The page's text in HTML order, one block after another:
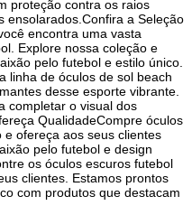
proteção contra os raios
ensolarados.Confira a Seleção
encontra uma vasta
Explore nossa coleção e
pelo futebol e estilo único.
linha de óculos de sol beach
desse esporte vibrante.
completar o visual dos
QualidadeCompre óculos
e ofereça aos seus clientes
pelo futebol e design
os óculos escuros futebol
clientes. Estamos prontos
com produtos que destacam